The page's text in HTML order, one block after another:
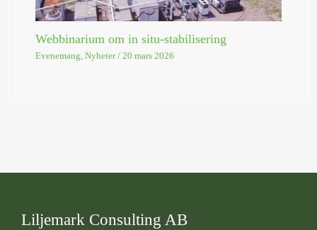
Webbinarium om in situ-stabilisering
Evenemang, Nyheter/ 20 mars 2026
Liljemark Consulting AB